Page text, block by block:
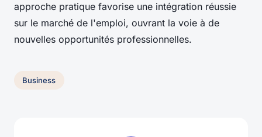
approche pratique favorise une intégration réussie
sur le marché de l'emploi, ouvrant la voie à de
nouvelles opportunités professionnelles.
Business